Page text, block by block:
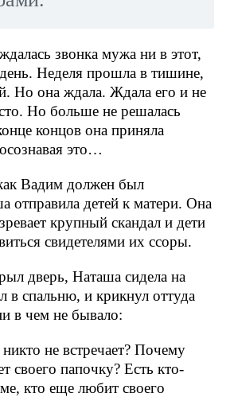
звонка мужа ни в этот,
Неделя прошла в тишине,
Но она ждала. Ждала его и не
Но больше не решалась
концов она приняла
это…
Вадим должен был
отправила детей к матери. Она
крупный скандал и дети
свидетелями их ссоры.
дверь, Наташа сидела на
спальню, и крикнул оттуда
в чем не бывало:
не встречает? Почему
своего папочку? Есть кто-
кто еще любит своего